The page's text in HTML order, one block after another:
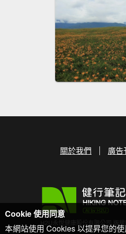
關於我們 廣告
H2U永悅健康股份有限公司 版權
Cookie 使用同意
本網站使用 Cookies 以提昇您的